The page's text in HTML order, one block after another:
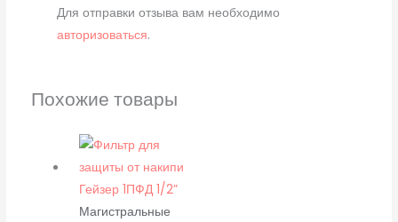
Для отправки отзыва вам необходимо
авторизоваться.
Похожие товары
Магистральные